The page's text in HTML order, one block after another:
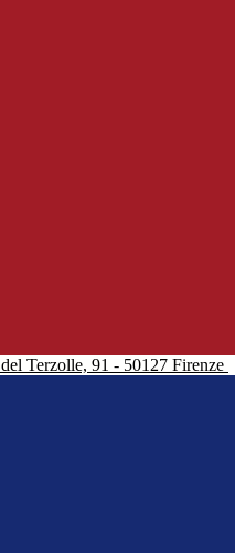
Terzolle, 91 - 50127 Firenze